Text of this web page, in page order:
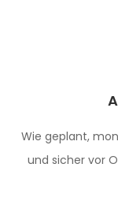
Wie geplant,
und sicher vor